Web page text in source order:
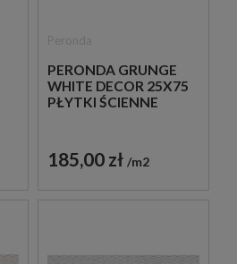
PERONDA GRUNGE
WHITE DECOR 25X75
PŁYTKI ŚCIENNE
185,00 zł m2